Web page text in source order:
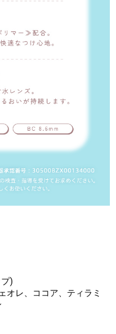
)
オレ、ココア、ティラミ